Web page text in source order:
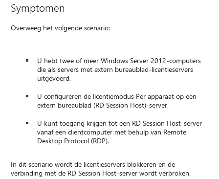
Symptomen
Overweeg het volgende scenario:
U hebt twee of meer Windows Server 2012-computers
die als servers met extern bureaublad-licentieservers
uitgevoerd.
U configureren de licentiemodus Per apparaat op een
extern bureaublad (RD Session Host)-server.
U kunt toegang krijgen tot een RD Session Host-server
vanaf een clientcomputer met behulp van Remote
Desktop Protocol (RDP).
In dit scenario wordt de licentieservers blokkeren en de
verbinding met de RD Session Host-server wordt verbroken.